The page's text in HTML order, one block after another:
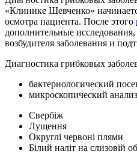
«Клинике Шевченко»
осмотра пациента. После этого
дополнительные
возбудителя заболевания и
Диагностика грибковых
бактериологический
микроскопический
Свербіж
Лущення
Округлі червоні плями
Білий наліт на слизовій